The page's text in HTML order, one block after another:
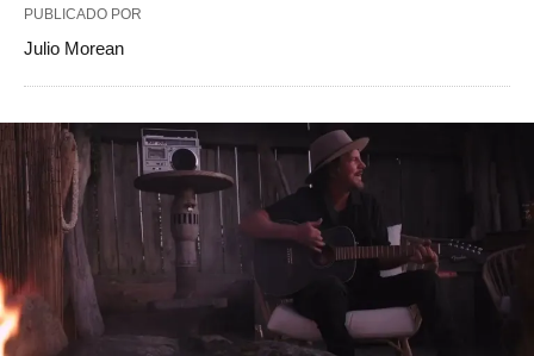
PUBLICADO POR
Julio Morean